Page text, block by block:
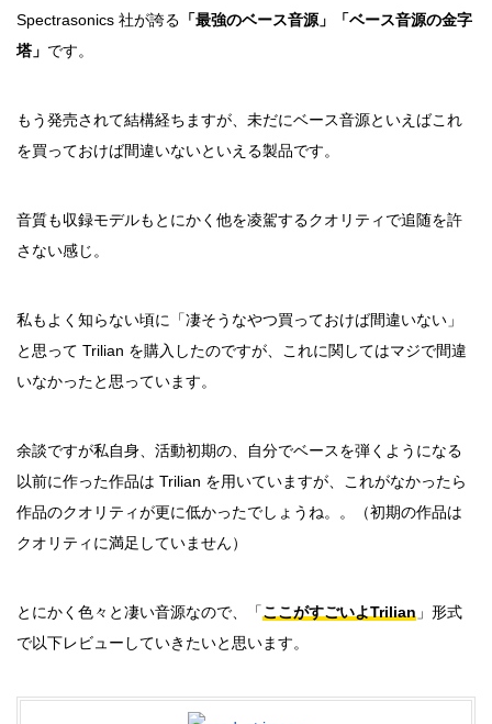
Spectrasonics 社が誇る 「最強のベース音源」「ベース音源の金字
塔」 です。
もう発売されて結構経ちますが、未だにベース音源といえばこれ
を買っておけば間違いないといえる製品です。
音質も収録モデルもとにかく他を凌駕するクオリティで追随を許
さない感じ。
私もよく知らない頃に「凄そうなやつ買っておけば間違いない」
と思って Trilian を購入したのですが、これに関してはマジで間違
いなかったと思っています。
余談ですが私自身、活動初期の、自分でベースを弾くようになる
以前に作った作品は Trilian を用いていますが、これがなかったら
作品のクオリティが更に低かったでしょうね。。（初期の作品は
クオリティに満足していません）
とにかく色々と凄い音源なので、「ここがすごいよTrilian 」形式
で以下レビューしていきたいと思います。